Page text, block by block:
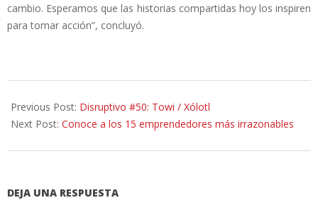
cambio. Esperamos que las historias compartidas hoy los inspiren
para tomar acción”, concluyó.
05-
18
Previous Post: Disruptivo #50: Towi / Xólotl
Next Post: Conoce a los 15 emprendedores más irrazonables
DEJA UNA RESPUESTA